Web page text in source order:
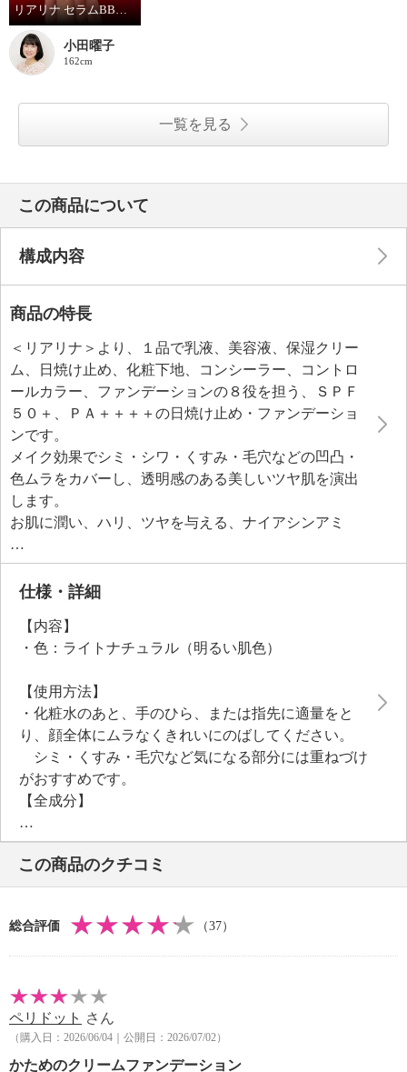
リアリナ セラムBBリッチファンデーション
小田曜子
162cm
一覧を見る
この商品について
構成内容
商品の特長
＜リアリナ＞より、１品で乳液、美容液、保湿クリー
ム、日焼け止め、化粧下地、コンシーラー、コントロ
ールカラー、ファンデーションの８役を担う、ＳＰＦ
５０＋、ＰＡ＋＋＋＋の日焼け止め・ファンデーショ
ンです。
メイク効果でシミ・シワ・くすみ・毛穴などの凹凸・
色ムラをカバーし、透明感のある美しいツヤ肌を演出
します。
お肌に潤い、ハリ、ツヤを与える、ナイアシンアミ
ド、プラセンタエキス、加水分解コラーゲンといった
美容成分を７０種配合。
乾燥が気になる季節にも、紫外線が気になる季節に
べたつきや厚塗り感も感じにくい、軽やかなつけ心
地。
黄色はくすみや影を反映しやすいことに着目し、黄色
味を抑えた独自の美肌色のライトナチュラルカラーを
採用しました。
＜配合／無配合表示＞
無香料※香りが無いということではありません、ノン
アルコール、タール系色素不使用
仕様・詳細
【内容】
・色：ライトナチュラル（明るい肌色）
【使用方法】
・化粧水のあと、手のひら、または指先に適量をと
り、顔全体にムラなくきれいにのばしてください。
シミ・くすみ・毛穴など気になる部分には重ねづけ
がおすすめです。
【全成分】
・水、シクロペンタシロキサン、酸化亜鉛、メトキシ
ケイヒ酸エチルヘキシル、ＰＥＧ−１０ジメチコン、
ジメ チコン、トリエチルヘキサノイン、ＢＧ、ペン
チレングリコール、ジフェニルシロキシフェニルトリ
アシンアミド、セラミドＮＧ、セラミドＡＰ、セラミ
ドＡＧ、セラミド ＮＰ、セラミドＥＯＰ、加水分解
エキス、ハベルレアロド ペンシス葉エキス、カルボ
キシメチルフェニルアミノカルボキシプロピルホスホ
ン酸メチル、プランクトンエキ ス、ヒアルロン酸Ｎ
ａ、スクワラン、アルガニアスピノサ核油、プルケネ
この商品のクチコミ
総合評価 （37）
ペリドット さん
（購入日：2026/06/04｜公開日：2026/07/02）
かためのクリームファンデーション